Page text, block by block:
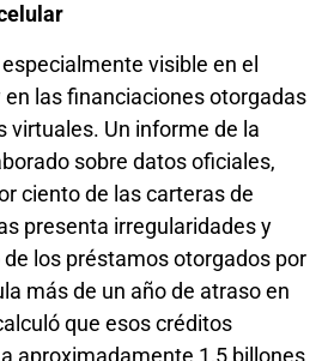
visible en el
las financiaciones otorgadas
virtuales. Un informe de la
sobre datos oficiales,
ciento de las carteras de
presenta irregularidades y
los préstamos otorgados por
más de un año de atraso en
que esos créditos
aproximadamente 1,5 billones